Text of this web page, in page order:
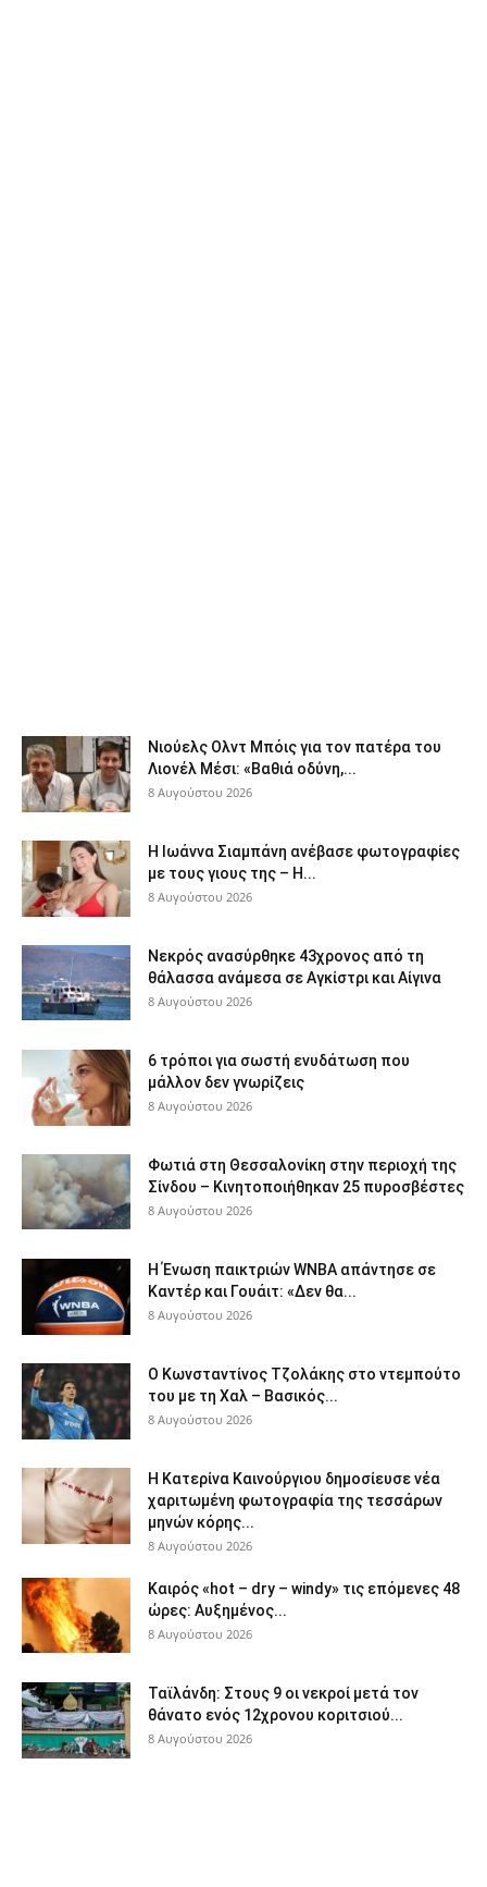
Νιούελς Ολντ Μπόις για τον πατέρα του
Λιονέλ Μέσι: «Βαθιά οδύνη,...
8 Αυγούστου 2026
H Ιωάννα Σιαμπάνη ανέβασε φωτογραφίες
με τους γιους της – Η...
8 Αυγούστου 2026
Νεκρός ανασύρθηκε 43χρονος από τη
θάλασσα ανάμεσα σε Αγκίστρι και Αίγινα
8 Αυγούστου 2026
6 τρόποι για σωστή ενυδάτωση που
μάλλον δεν γνωρίζεις
8 Αυγούστου 2026
Φωτιά στη Θεσσαλονίκη στην περιοχή της
Σίνδου – Κινητοποιήθηκαν 25 πυροσβέστες
8 Αυγούστου 2026
Η Ένωση παικτριών WNBA απάντησε σε
Καντέρ και Γουάιτ: «Δεν θα...
8 Αυγούστου 2026
Ο Κωνσταντίνος Τζολάκης στο ντεμπούτο
του με τη Χαλ – Βασικός...
8 Αυγούστου 2026
Η Κατερίνα Καινούργιου δημοσίευσε νέα
χαριτωμένη φωτογραφία της τεσσάρων
μηνών κόρης...
8 Αυγούστου 2026
Καιρός «hot – dry – windy» τις επόμενες 48
ώρες: Αυξημένος...
8 Αυγούστου 2026
Ταϊλάνδη: Στους 9 οι νεκροί μετά τον
θάνατο ενός 12χρονου κοριτσιού...
8 Αυγούστου 2026